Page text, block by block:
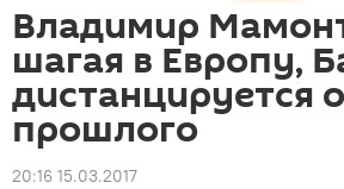
Владимир
шагая в Европу,
дистанцируется
прошлого
20:16 15.03.2017